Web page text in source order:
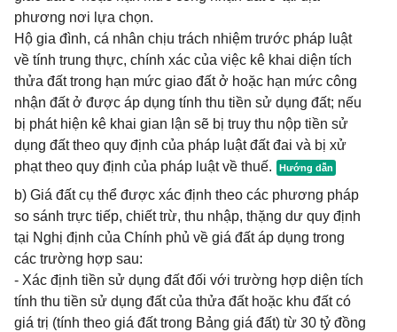
phương nơi lựa chọn.
Hộ gia đình, cá nhân chịu trách nhiệm trước pháp luật
về tính trung thực, chính xác của việc kê khai diện tích
thửa đất trong hạn mức giao đất ở hoặc hạn mức công
nhận đất ở được áp dụng tính thu tiền sử dụng đất; nếu
bị phát hiện kê khai gian lận sẽ bị truy thu nộp tiền sử
dụng đất theo quy định của pháp luật đất đai và bị xử
phạt theo quy định của pháp luật về thuế.
b) Giá đất cụ thể được xác định theo các phương pháp
so sánh trực tiếp, chiết trừ, thu nhập, thặng dư quy định
tại Nghị định của Chính phủ về giá đất áp dụng trong
các trường hợp sau:
- Xác định tiền sử dụng đất đối với trường hợp diện tích
tính thu tiền sử dụng đất của thửa đất hoặc khu đất có
giá trị (tính theo giá đất trong Bảng giá đất) từ 30 tỷ đồng